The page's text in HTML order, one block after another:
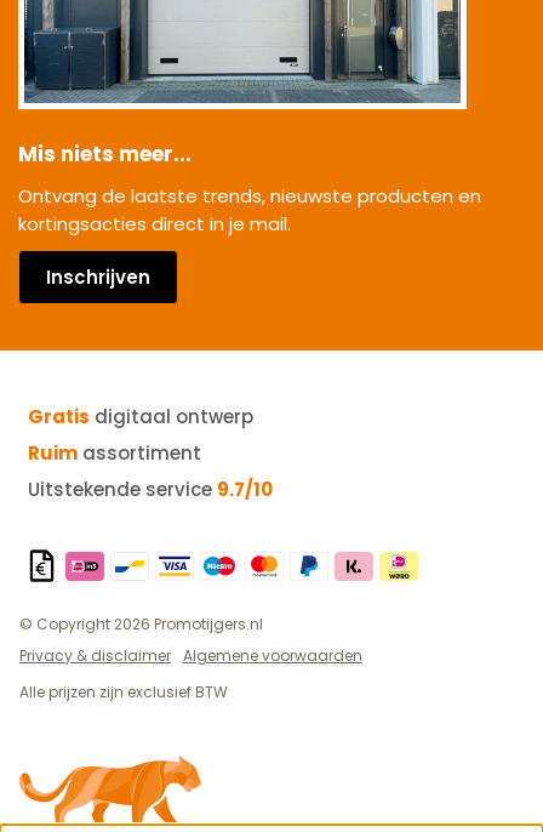
Mis niets meer...
Ontvang de laatste trends, nieuwste producten en
kortingsacties direct in je mail.
Inschrijven
Gratis digitaal ontwerp
Ruim assortiment
Uitstekende service 9.7/10
© Copyright 2026 Promotijgers.nl
Privacy & disclaimer Algemene voorwaarden
Alle prijzen zijn exclusief BTW